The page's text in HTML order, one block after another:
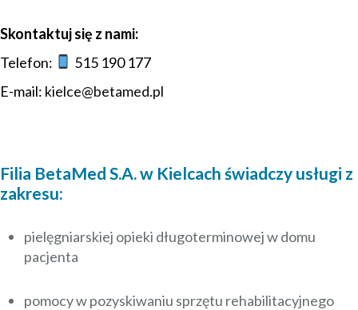
Skontaktuj się z nami:
Telefon:
515 190 177
E-mail: kielce@betamed.pl
Filia BetaMed S.A. w Kielcach świadczy usługi z
zakresu:
pielęgniarskiej opieki długoterminowej w domu
pacjenta
pomocy w pozyskiwaniu sprzętu rehabilitacyjnego